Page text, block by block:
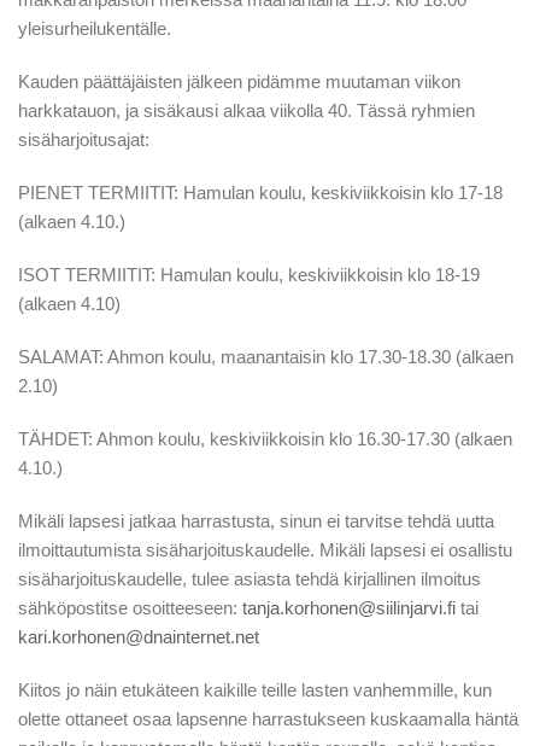
yleisurheilukentälle.
Kauden päättäjäisten jälkeen pidämme muutaman viikon
harkkatauon, ja sisäkausi alkaa viikolla 40. Tässä ryhmien
sisäharjoitusajat:
PIENET TERMIITIT: Hamulan koulu, keskiviikkoisin klo 17-18
(alkaen 4.10.)
ISOT TERMIITIT: Hamulan koulu, keskiviikkoisin klo 18-19
(alkaen 4.10)
SALAMAT: Ahmon koulu, maanantaisin klo 17.30-18.30 (alkaen
2.10)
TÄHDET: Ahmon koulu, keskiviikkoisin klo 16.30-17.30 (alkaen
4.10.)
Mikäli lapsesi jatkaa harrastusta, sinun ei tarvitse tehdä uutta
ilmoittautumista sisäharjoituskaudelle. Mikäli lapsesi ei osallistu
sisäharjoituskaudelle, tulee asiasta tehdä kirjallinen ilmoitus
sähköpostitse osoitteeseen: tanja.korhonen@siilinjarvi.fi tai
kari.korhonen@dnainternet.net
Kiitos jo näin etukäteen kaikille teille lasten vanhemmille, kun
olette ottaneet osaa lapsenne harrastukseen kuskaamalla häntä